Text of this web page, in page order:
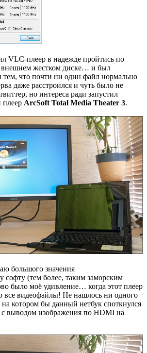
VLC-плеер в надежде пройтись по
внешнем жестком диске… и был
тем, что почти ни один файл нормально
даже расстроился и чуть было не
но интереса ради запустил
плеер ArcSoft Total Media Theater 3.
большого значения
софту (тем более, таким заморским
было моё удивление… когда этот плеер
все видеофайлы! Не нашлось ни одного
котором бы данный нетбук споткнулся
с выводом изображения по HDMI на